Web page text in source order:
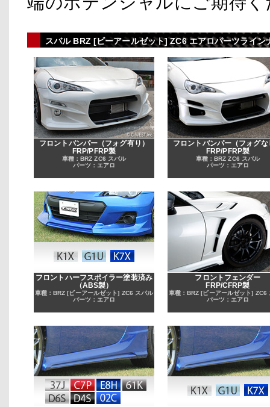
スバル BRZ [ビーアールゼット] ZC6 エアロパーツライン
フロントバンパー（フォグ有り）
FRP/PFRP製
車種：BRZ ZC6 スバル
パーツ：エアロ
フロントバンパー（フォグな
FRP/PFRP製
車種：BRZ ZC6 スバル
パーツ：エアロ
フロントハーフスポイラー塗装済み
（ABS製）
車種：BRZ [ビーアールゼット] ZC6 スバル
パーツ：エアロ
フロントフェンダー
FRP/CFRP製
車種：BRZ [ビーアールゼット] ZC6
パーツ：エアロ